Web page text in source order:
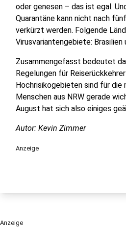
oder genesen – das ist egal.
Quarantäne kann nicht nach
verkürzt werden. Folgende
Virusvariantengebiete: Brasilien
Zusammengefasst bedeutet
Regelungen für
Hochrisikogebieten sind für die
Menschen aus NRW gerade
August hat sich also einiges
Autor: Kevin Zimmer
Anzeige
Anzeige